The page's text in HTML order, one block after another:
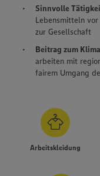
Sinnvolle
Lebensmitteln
zur Gesellschaft
Beitrag zum
arbeiten mit
fairem Umgang
Arbeitskleidung